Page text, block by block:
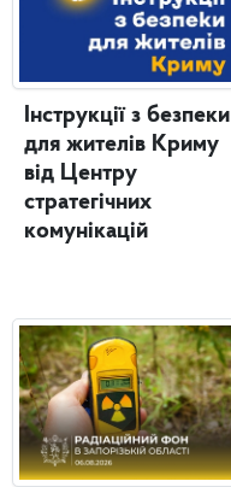
Інструкції з безпеки
для жителів Криму
від Центру
стратегічних
комунікацій